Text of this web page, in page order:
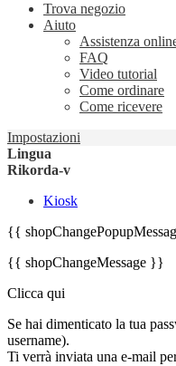
Trova negozio
Aiuto
Assistenza
FAQ
Video tutorial
Come ordinare
Come ricevere
Impostazioni
Lingua
Rikorda-v
Kiosk
{{
{{ shopChangeMessage }}
Clicca qui
Se hai dimenticato la tua
username).
Ti verrà inviata una e-mail